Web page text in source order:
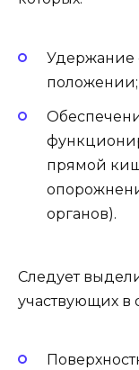
Удержание
положении;
прямой
органов).
Следует
участвующих в